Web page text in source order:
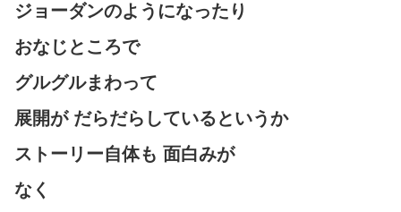
ジョーダンのようになったり
おなじところで
グルグルまわって
展開が だらだらしているというか
ストーリー自体も 面白みが
なく